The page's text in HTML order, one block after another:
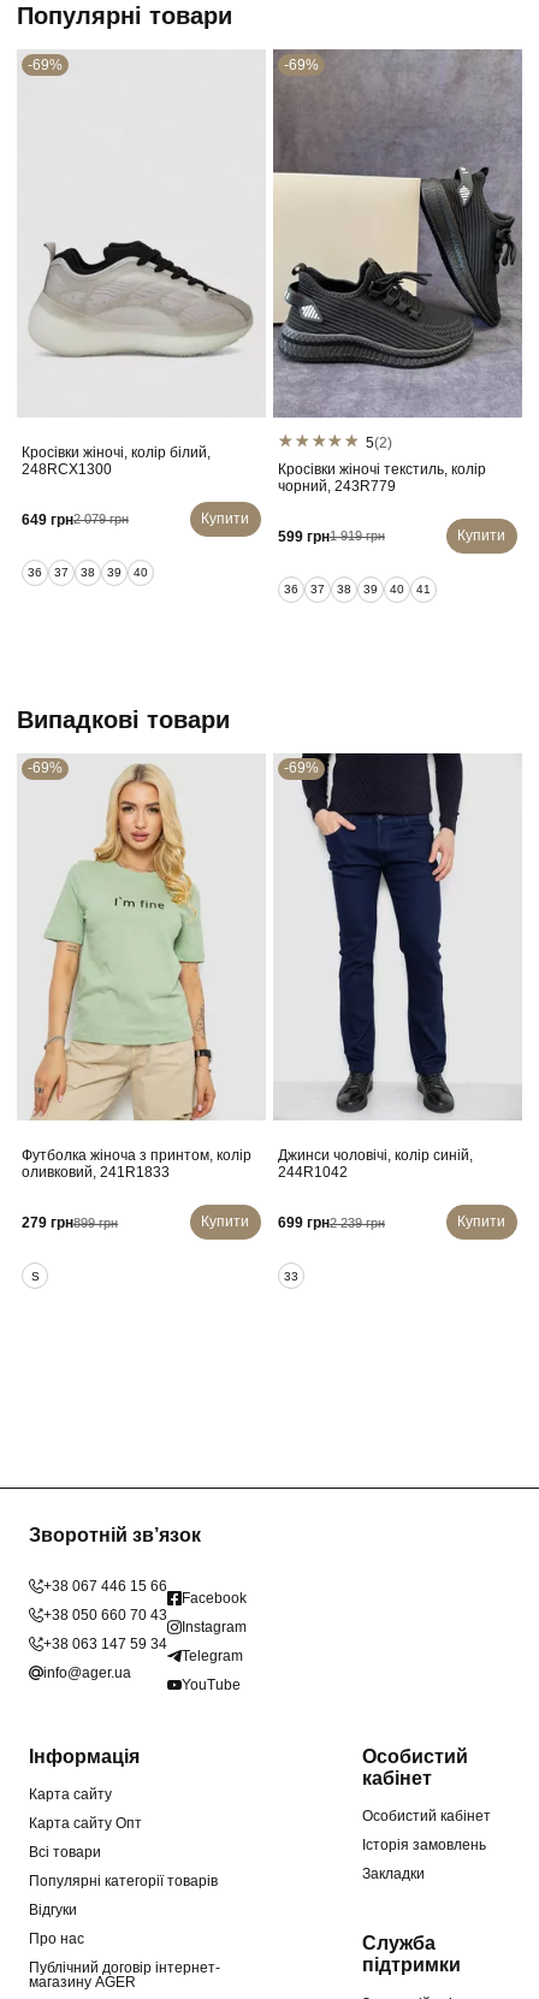
Популярні товари
-69%
Кросівки жіночі, колір білий,
248RCX1300
649 грн2 079 грн Купити
36 37 38 39 40
-69%
5(2)
Кросівки жіночі текстиль, колір
чорний, 243R779
599 грн1 919 грн Купити
36 37 38 39 40 41
Випадкові товари
-69%
Футболка жіноча з принтом, колір
оливковий, 241R1833
279 грн899 грн Купити
S
-69%
Джинси чоловічі, колір синій,
244R1042
699 грн2 239 грн Купити
33
Зворотній зв’язок
+38 067 446 15 66
+38 050 660 70 43
+38 063 147 59 34
info@ager.ua
Facebook
Instagram
Telegram
YouTube
Інформація
Карта сайту
Карта сайту Опт
Всі товари
Популярні категорії товарів
Відгуки
Про нас
Публічний договір інтернет-
магазину AGER
Особистий
кабінет
Особистий кабінет
Історія замовлень
Закладки
Служба
підтримки